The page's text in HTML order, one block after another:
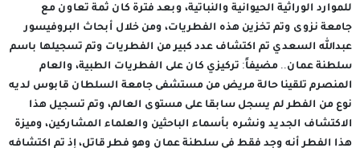
للموارد الوراثية الحيوانية والنباتية، وبعد فترة كان ثمة تعاون مع
جامعة نزوى وتم تخزين هذه الفطريات، ومن خلال أبحاث البروفيسور
عبدالله السعدي تم اكتشاف عدد كبير من الفطريات وتم تسجيلها باسم
سلطنة عمان.. مضيفاً: تركيزي كان على الفطريات الطبية، والعام
المنصرم تلقينا حالة مريض من مستشفى جامعة السلطان قابوس لديه
نوع من الفطر لم يسجل سابقا على مستوى العالم، وتم تسجيل هذا
الاكتشاف الجديد ونشره بأسماء الباحثين والعلماء المشاركين، وميزة
هذا الفطر أنه وجد فقط في سلطنة عمان وهو فطر قاتل، إذ تم اكتشافه